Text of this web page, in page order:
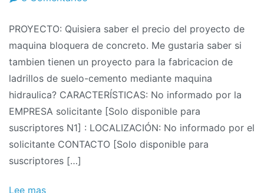
de
proyectos
10/2011:
Diseño
de
máquina
para
fabricar
PROYECTO: Quisiera saber el precio del proyecto de
maquina bloquera de concreto. Me gustaria saber si
tambien tienen un proyecto para la fabricacion de
ladrillos de suelo-cemento mediante maquina
hidraulica? CARACTERÍSTICAS: No informado por la
EMPRESA solicitante [Solo disponible para
suscriptores N1] : LOCALIZACIÓN: No informado por el
solicitante CONTACTO [Solo disponible para
suscriptores […]
Lee mas